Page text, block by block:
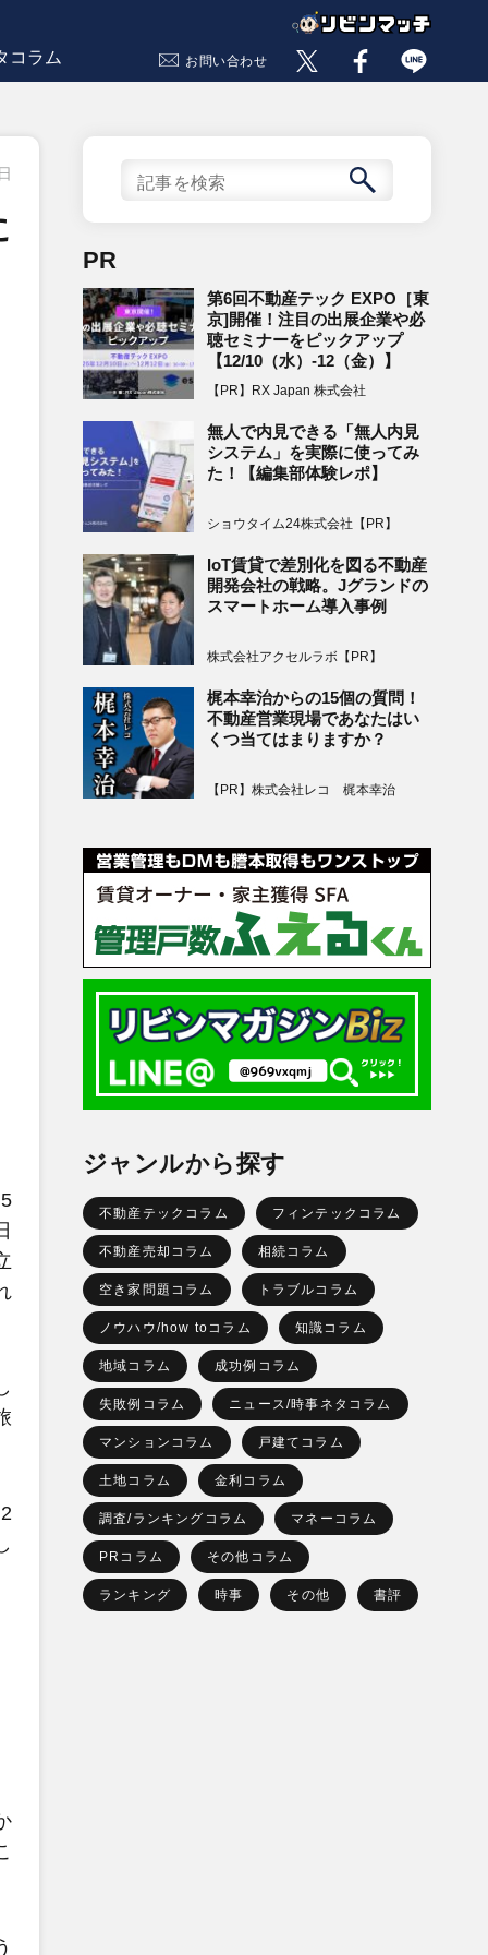
コラム お問い合わせ
PR
第6回不動産テック EXPO［東
京]開催！注目の出展企業や必
聴セミナーをピックアップ
【12/10（水）-12（金）】
【PR】RX Japan 株式会社
無人で内見できる「無人内見
システム」を実際に使ってみ
た！【編集部体験レポ】
ショウタイム24株式会社【PR】
IoT賃貸で差別化を図る不動産
開発会社の戦略。Jグランドの
スマートホーム導入事例
株式会社アクセルラボ【PR】
梶本幸治からの15個の質問！
不動産営業現場であなたはい
くつ当てはまりますか？
【PR】株式会社レコ 梶本幸治
ジャンルから探す
不動産テックコラム フィンテックコラム
不動産売却コラム 相続コラム
空き家問題コラム トラブルコラム
ノウハウ/how toコラム 知識コラム
地域コラム 成功例コラム
失敗例コラム ニュース/時事ネタコラム
マンションコラム 戸建てコラム
土地コラム 金利コラム
調査/ランキングコラム マネーコラム
PRコラム その他コラム
ランキング 時事 その他 書評